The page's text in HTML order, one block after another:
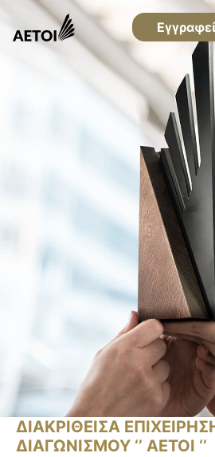
ΔΙΑΚΡΙΘΕΙΣΑ
ΔΙΑΓΩΝΙΣΜΟΥ ‘’ ΑΕΤΟΙ ‘’